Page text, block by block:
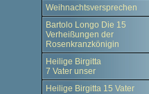
Weihnachtsversprechen
Bartolo Longo Die 15
Verheißungen der
Rosenkranzkönigin
Heilige Birgitta
7 Vater unser
Heilige Birgitta 15 Vater